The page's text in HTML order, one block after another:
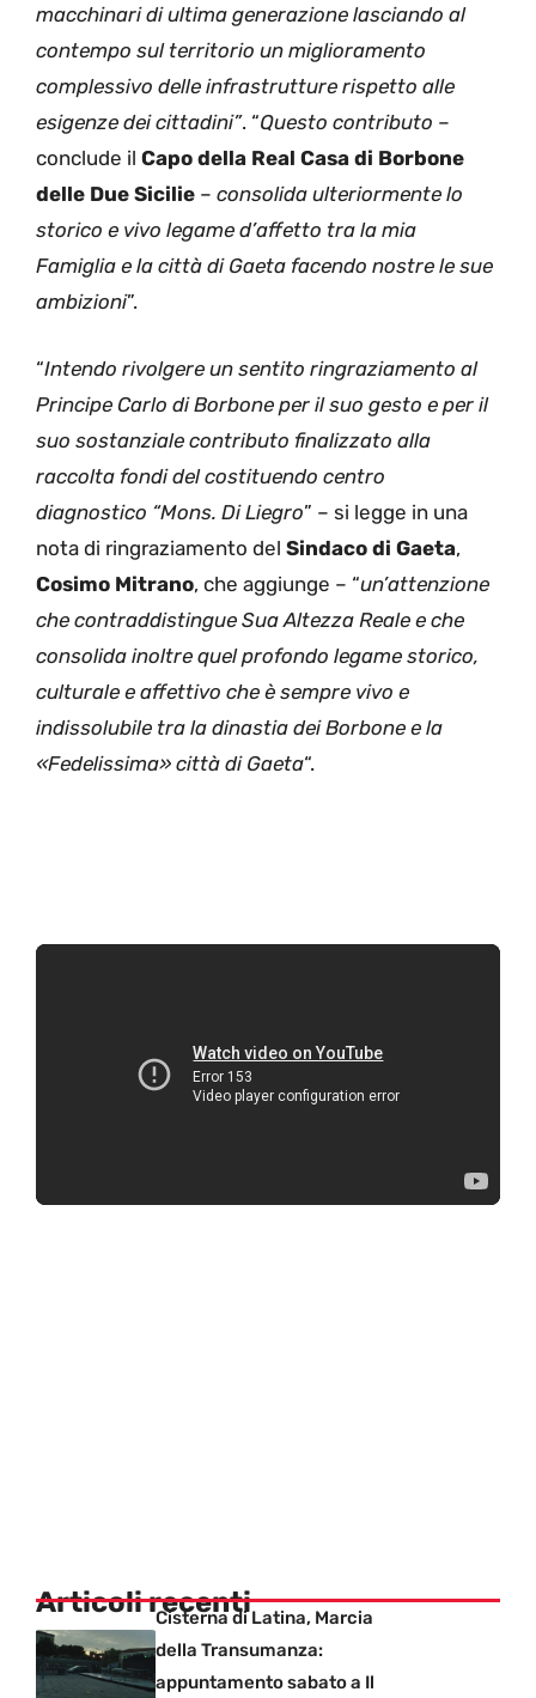
macchinari di ultima generazione lasciando al
contempo sul territorio un miglioramento
complessivo delle infrastrutture rispetto alle
esigenze dei cittadini”. “Questo contributo –
conclude il Capo della Real Casa di Borbone
delle Due Sicilie – consolida ulteriormente lo
storico e vivo legame d’affetto tra la mia
Famiglia e la città di Gaeta facendo nostre le sue
ambizioni”.
“Intendo rivolgere un sentito ringraziamento al
Principe Carlo di Borbone per il suo gesto e per il
suo sostanziale contributo finalizzato alla
raccolta fondi del costituendo centro
diagnostico “Mons. Di Liegro” – si legge in una
nota di ringraziamento del Sindaco di Gaeta,
Cosimo Mitrano, che aggiunge – “un’attenzione
che contraddistingue Sua Altezza Reale e che
consolida inoltre quel profondo legame storico,
culturale e affettivo che è sempre vivo e
indissolubile tra la dinastia dei Borbone e la
«Fedelissima» città di Gaeta“.
Articoli recentiCisterna di Latina, Marcia
della Transumanza:
appuntamento sabato a Il